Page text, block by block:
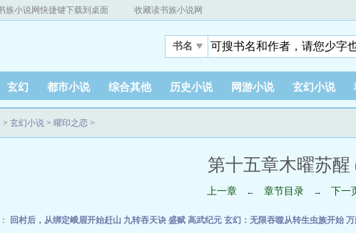
族小说网快捷键下载到桌面 收藏读书族小说网
书名
玄幻 都市小说 综合其他 历史小说 网游小说 玄幻小说
> 玄幻小说 > 曜印之恋 >
第十五章木曜苏醒
上一章 ← 章节目录 → 下一
回村后，从绑定峨眉开始赶山 九转吞天诀 盛赋 高武纪元 玄幻：无限吞噬从转生虫族开始